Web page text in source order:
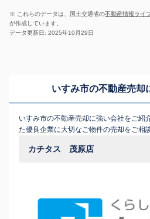
※ これらのデータは、国土交通省の不動産情報ライ
が作成しています。
データ更新日: 2025年10月29日
いすみ市の不動産売却
いすみ市の不動産売却に強い会社をご紹
た優良企業に大切なご物件の売却をご相
カチタス 茂原店